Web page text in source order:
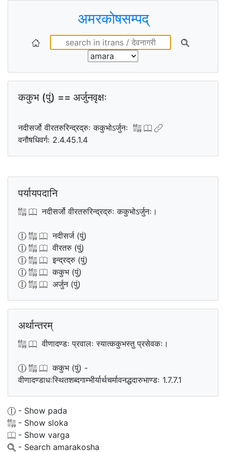
अमरकोषसम्पद्
ककुभ (पुं) == अर्जुनवृक्षः
नदीसर्जो वीरतरुरिन्द्रद्रुः ककुभोऽर्जुनः
वनौषधिवर्गः 2.4.45.1.4
पर्यायपदानि
नदीसर्जो वीरतरुरिन्द्रद्रुः ककुभोऽर्जुनः।
नदीसर्ज (पुं)
वीरतरु (पुं)
इन्द्रद्रु (पुं)
ककुभ (पुं)
अर्जुन (पुं)
अर्थान्तरम्
वीणादण्डः प्रवालः स्यात्ककुभस्तु प्रसेवकः।
ककुभ (पुं) -
वीणादण्डाधःस्थितशब्दगाम्भीर्यार्थचर्मावनद्धदारुभाण्डः 1.7.7.1
- Show pada
- Show sloka
- Show varga
- Search amarakosha